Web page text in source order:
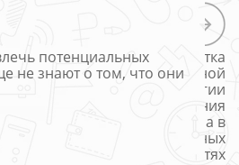
потенциальных
не знают о том, что они
Разработка
разумной
стратегии
продвижения
бизнеса в
социальных
сетях